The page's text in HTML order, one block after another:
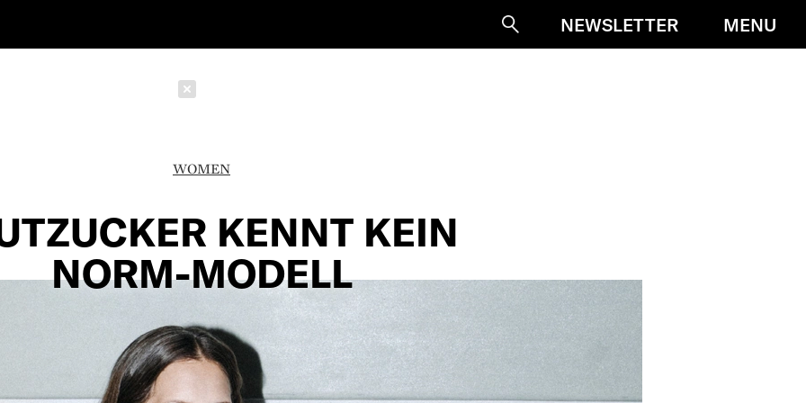
SucheNEWSLETTER MENU
WOMEN
KENNT KEIN
NORM-MODELL